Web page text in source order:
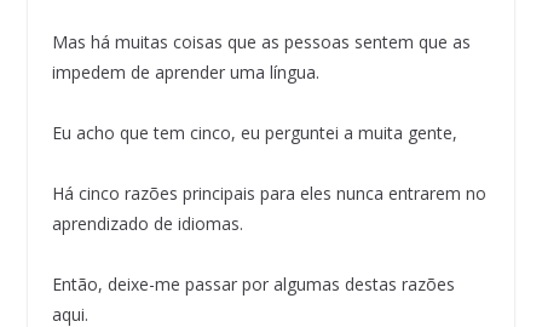
Mas há muitas coisas que as pessoas sentem que as
impedem de aprender uma língua.
Eu acho que tem cinco, eu perguntei a muita gente,
Há cinco razões principais para eles nunca entrarem no
aprendizado de idiomas.
Então, deixe-me passar por algumas destas razões
aqui.